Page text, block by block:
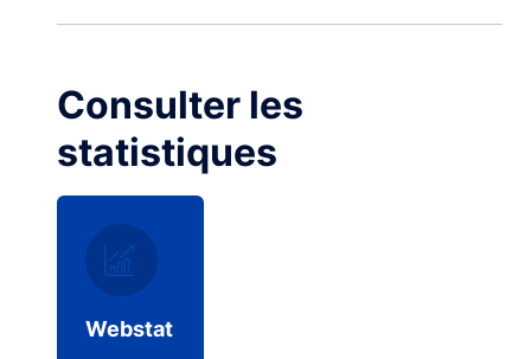
Consulter les
statistiques
Webstat